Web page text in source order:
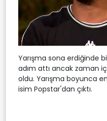
Yarışma sona erdiğinde
adım attı ancak zaman
oldu. Yarışma boyunca
isim Popstar'dan çıktı.